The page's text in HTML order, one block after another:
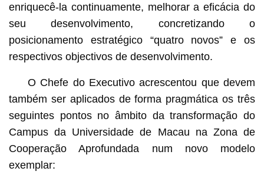
enriquecê-la continuamente, melhorar a eficácia do
seu desenvolvimento, concretizando o
posicionamento estratégico “quatro novos” e os
respectivos objectivos de desenvolvimento.
O Chefe do Executivo acrescentou que devem
também ser aplicados de forma pragmática os três
seguintes pontos no âmbito da transformação do
Campus da Universidade de Macau na Zona de
Cooperação Aprofundada num novo modelo
exemplar: